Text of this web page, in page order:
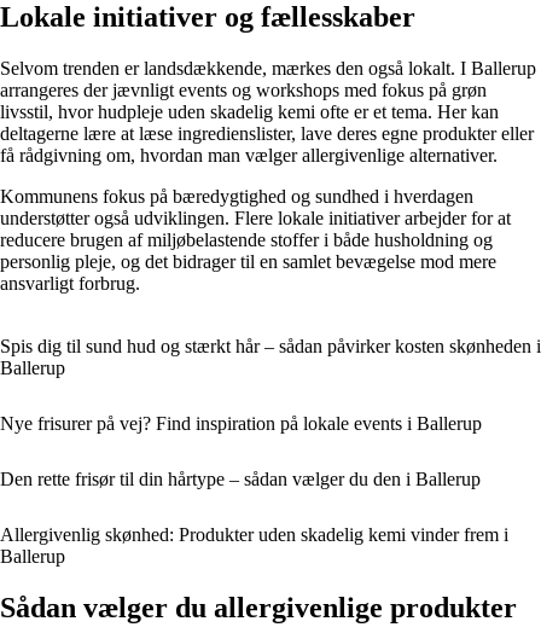
Lokale initiativer og fællesskaber
Selvom trenden er landsdækkende, mærkes den også lokalt. I Ballerup
arrangeres der jævnligt events og workshops med fokus på grøn
livsstil, hvor hudpleje uden skadelig kemi ofte er et tema. Her kan
deltagerne lære at læse ingredienslister, lave deres egne produkter eller
få rådgivning om, hvordan man vælger allergivenlige alternativer.
Kommunens fokus på bæredygtighed og sundhed i hverdagen
understøtter også udviklingen. Flere lokale initiativer arbejder for at
reducere brugen af miljøbelastende stoffer i både husholdning og
personlig pleje, og det bidrager til en samlet bevægelse mod mere
ansvarligt forbrug.
Spis dig til sund hud og stærkt hår – sådan påvirker kosten skønheden i
Ballerup
Nye frisurer på vej? Find inspiration på lokale events i Ballerup
Den rette frisør til din hårtype – sådan vælger du den i Ballerup
Allergivenlig skønhed: Produkter uden skadelig kemi vinder frem i
Ballerup
Sådan vælger du allergivenlige produkter